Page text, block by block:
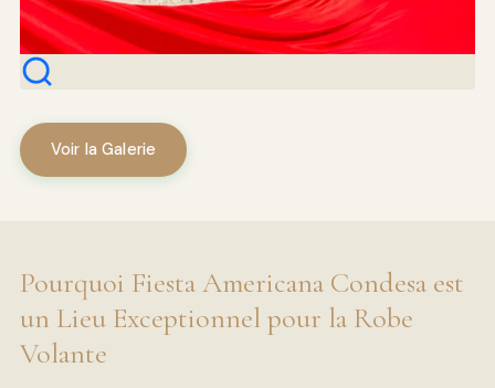
Voir la Galerie
Pourquoi Fiesta Americana Condesa est
un Lieu Exceptionnel pour la Robe
Volante